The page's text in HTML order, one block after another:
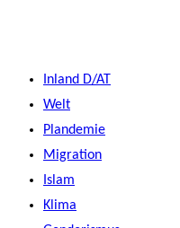
Inland D/AT
Welt
Plandemie
Migration
Islam
Klima